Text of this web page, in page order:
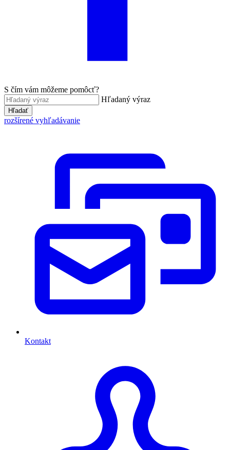
S čím vám môžeme pomôcť?
Hľadaný výraz
Hľadať
rozšírené vyhľadávanie
Kontakt